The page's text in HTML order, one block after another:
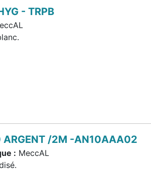
- TRPB
ARGENT /2M -AN10AAA02
: MeccAL